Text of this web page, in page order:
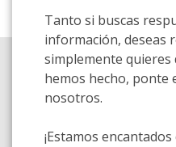
Tanto si buscas
información, deseas
simplemente quieres
hemos hecho, ponte
nosotros.
¡Estamos